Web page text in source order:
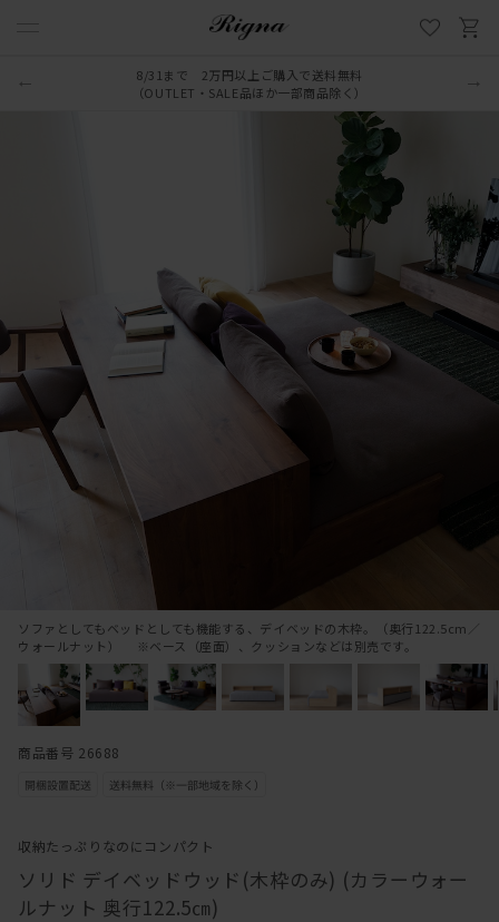
8/31まで 2万円以上ご購入で送料無料
（OUTLET・SALE品ほか一部商品除く）
収納たっぷりなのにコンパクト
ソリド デイベッドウッド(木枠のみ) (カラーウォー
ルナット 奥行122.5㎝)
ソファとしてもベッドとしても機能する、デイベッドの木枠。（奥行122.5cm／
ウォールナット） ※ベース（座面）、クッションなどは別売です。
商品番号 26688